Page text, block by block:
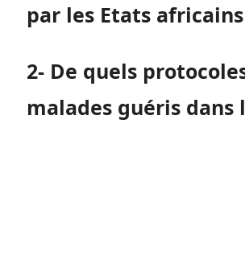
par les Etats
2- De quels
malades guéris dans